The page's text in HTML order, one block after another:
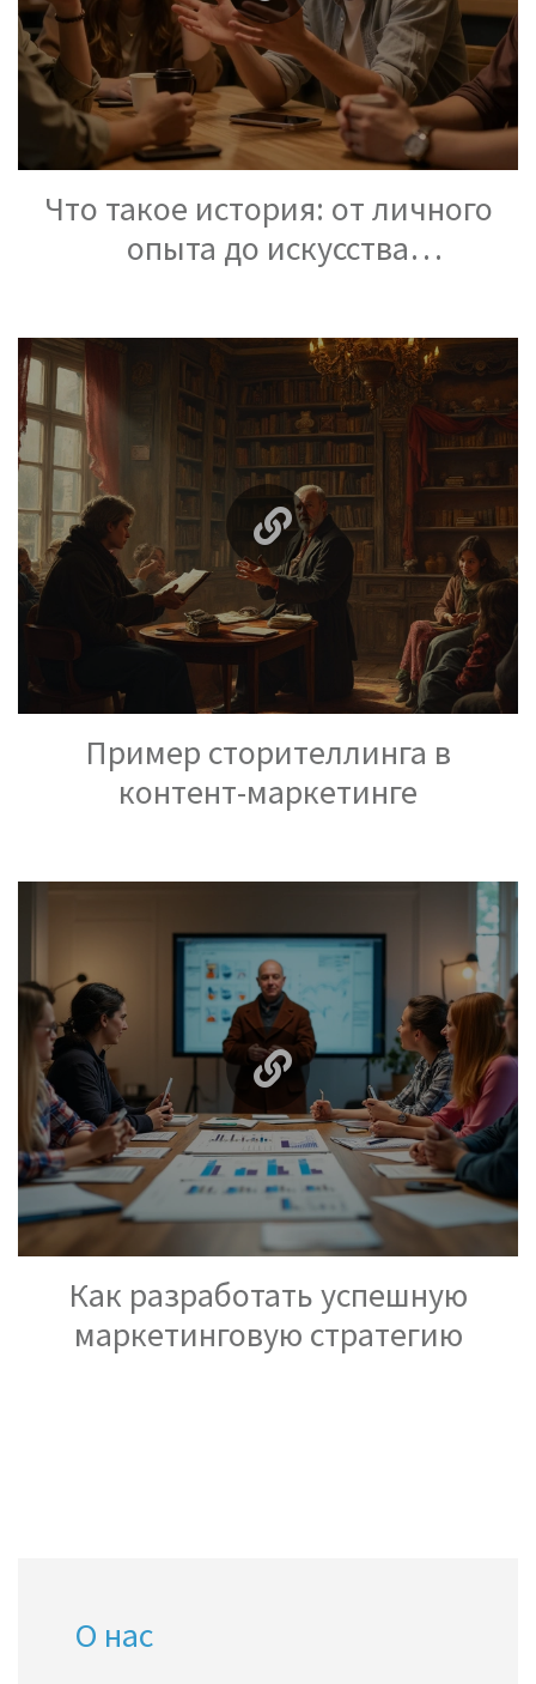
Что такое история: от личного
опыта до искусства
Пример сторителлинга в
контент-маркетинге
Как разработать успешную
маркетинговую стратегию
О нас